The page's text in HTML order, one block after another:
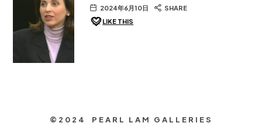
2024年6月10日
SHARE
LIKE THIS
©2024 PEARL LAM GALLERIES